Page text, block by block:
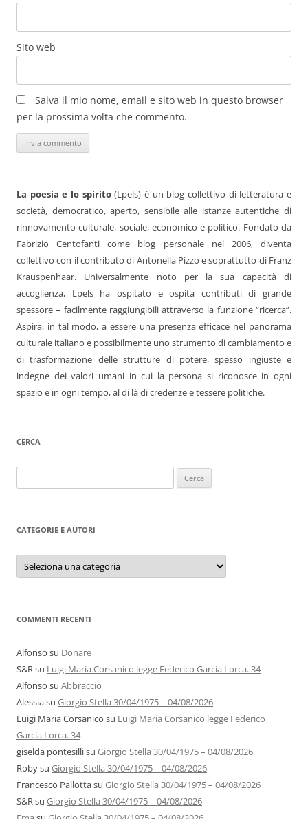
Sito web
Salva il mio nome, email e sito web in questo browser
per la prossima volta che commento.
La poesia e lo spirito(Lpels) è un blog collettivo di letteratura e
società, democratico, aperto, sensibile alle istanze autentiche di
rinnovamento culturale, sociale, economico e politico. Fondato da
Fabrizio Centofanti come blog personale nel 2006, diventa
collettivo con il contributo di Antonella Pizzo e soprattutto di Franz
Krauspenhaar. Universalmente noto per la sua capacità di
accoglienza, Lpels ha ospitato e ospita contributi di grande
spessore – facilmente raggiungibili attraverso la funzione “ricerca”.
Aspira, in tal modo, a essere una presenza efficace nel panorama
culturale italiano e possibilmente uno strumento di cambiamento e
di trasformazione delle strutture di potere, spesso ingiuste e
indegne dei valori umani in cui la persona si riconosce in ogni
spazio e in ogni tempo, al di là di credenze e tessere politiche.
CERCA
per:
CATEGORIE E AUTORI
Categorie
autori
COMMENTI RECENTI
Alfonso su Donare
S&Rsu Luigi Maria Corsanico legge Federico Garcìa Lorca. 34
Alfonso su Abbraccio
Alessiasu Giorgio Stella 30/04/1975 – 04/08/2026
Luigi Maria Corsanico su Luigi Maria Corsanico legge Federico
Garcìa Lorca. 34
giselda pontesillisu Giorgio Stella 30/04/1975 – 04/08/2026
Robysu Giorgio Stella 30/04/1975 – 04/08/2026
Francesco Pallottasu Giorgio Stella 30/04/1975 – 04/08/2026
S&Rsu Giorgio Stella 30/04/1975 – 04/08/2026